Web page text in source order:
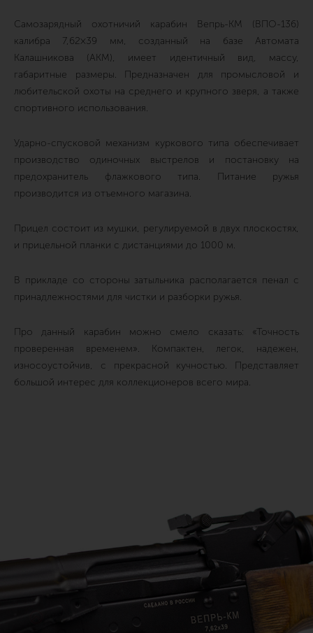
Самозарядный охотничий карабин Вепрь-КМ (ВПО-136)
калибра 7,62×39 мм, созданный на базе Автомата
Калашникова (АКМ), имеет идентичный вид, массу,
габаритные размеры. Предназначен для промысловой и
любительской охоты на среднего и крупного зверя, а также
спортивного использования.
Ударно-спусковой механизм куркового типа обеспечивает
производство одиночных выстрелов и постановку на
предохранитель флажкового типа. Питание ружья
производится из отъемного магазина.
Прицел состоит из мушки, регулируемой в двух плоскостях,
и прицельной планки с дистанциями до 1000 м.
В прикладе со стороны затыльника располагается пенал с
принадлежностями для чистки и разборки ружья.
Про данный карабин можно смело сказать: «Точность
проверенная временем». Компактен, легок, надежен,
износоустойчив, с прекрасной кучностью. Представляет
большой интерес для коллекционеров всего мира.